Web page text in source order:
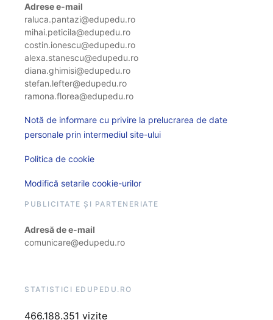
Adrese e-mail
raluca.pantazi@edupedu.ro
mihai.peticila@edupedu.ro
costin.ionescu@edupedu.ro
alexa.stanescu@edupedu.ro
diana.ghimisi@edupedu.ro
stefan.lefter@edupedu.ro
ramona.florea@edupedu.ro
Notă de informare cu privire la prelucrarea de date
personale prin intermediul site-ului
Politica de cookie
Modifică setarile cookie-urilor
PUBLICITATE ȘI PARTENERIATE
Adresă de e-mail
comunicare@edupedu.ro
STATISTICI EDUPEDU.RO
466.188.351 vizite